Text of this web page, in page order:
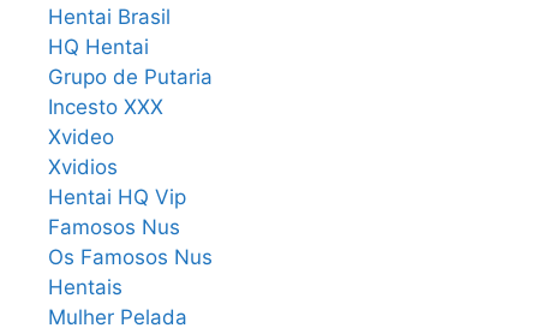
Hentai Brasil
HQ Hentai
Grupo de Putaria
Incesto XXX
Xvideo
Xvidios
Hentai HQ Vip
Famosos Nus
Os Famosos Nus
Hentais
Mulher Pelada